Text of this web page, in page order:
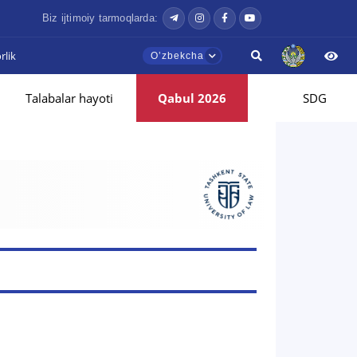
Biz ijtimoiy tarmoqlarda:
Oʼzbekcha
Talabalar hayoti Qabul 2026 SDG